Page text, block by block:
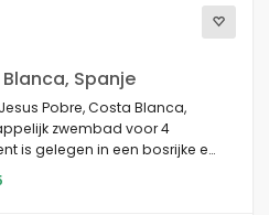
Spanje
Pobre, Costa Blanca,
zwembad voor 4
is gelegen in een bosrijke en